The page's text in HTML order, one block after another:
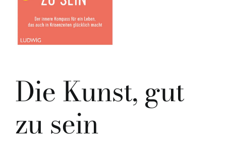
Die Kunst, gut
zu sein